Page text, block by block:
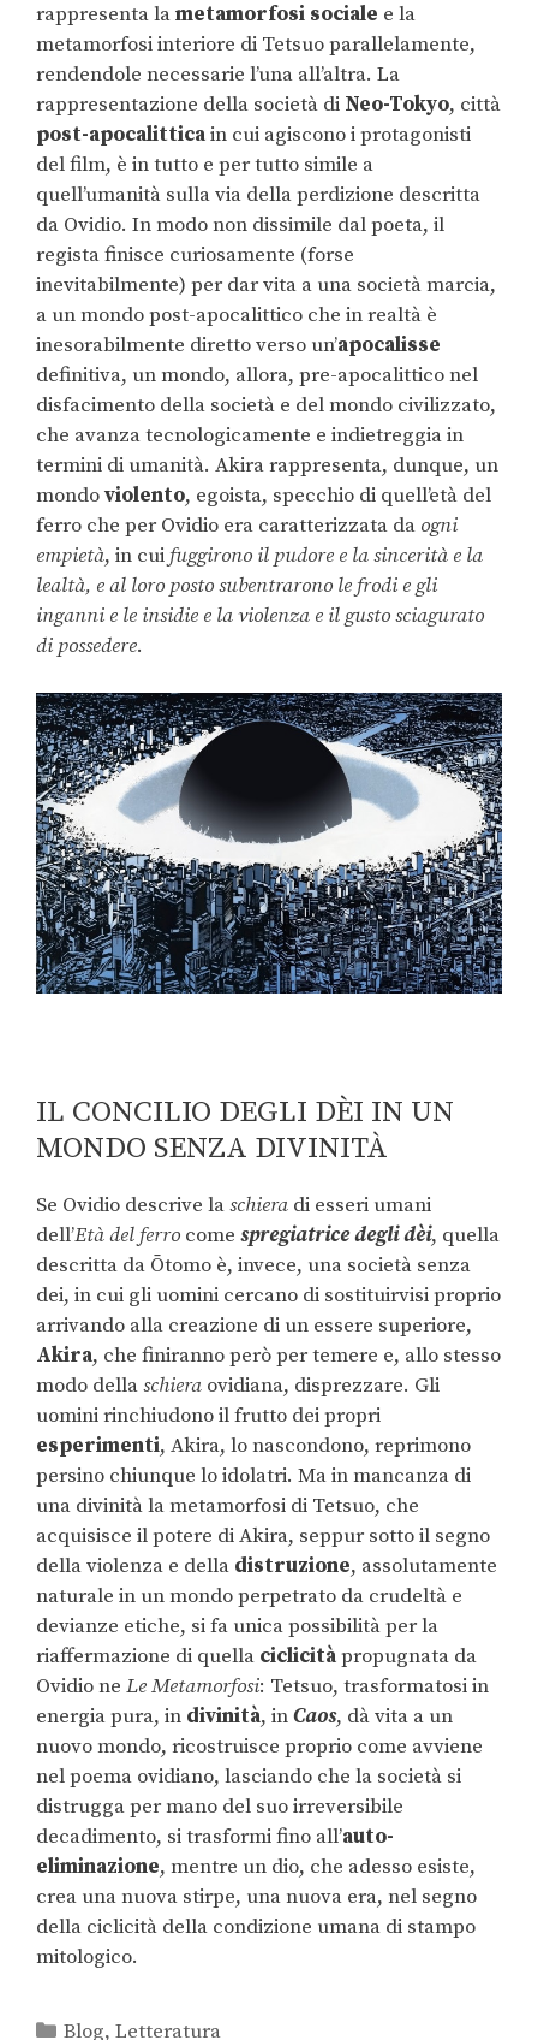
rappresenta lametamorfosi sociale e la
metamorfosi interiore di Tetsuo parallelamente,
rendendole necessarie l’una all’altra. La
rappresentazione della società di Neo-Tokyo, città
post-apocalitticain cui agiscono i protagonisti
del film, è in tutto e per tutto simile a
quell’umanità sulla via della perdizione descritta
da Ovidio. In modo non dissimile dal poeta, il
regista finisce curiosamente (forse
inevitabilmente) per dar vita a una società marcia,
a un mondo post-apocalittico che in realtà è
inesorabilmente diretto verso un’apocalisse
definitiva, un mondo, allora, pre-apocalittico nel
disfacimento della società e del mondo civilizzato,
che avanza tecnologicamente e indietreggia in
termini di umanità. Akira rappresenta, dunque, un
mondoviolento, egoista, specchio di quell’età del
ferro che per Ovidio era caratterizzata da ogni
empietà, in cui fuggirono il pudore e la sincerità e la
lealtà, e al loro posto subentrarono le frodi e gli
inganni e le insidie e la violenza e il gusto sciagurato
di possedere.
IL CONCILIO DEGLI DÈI IN UN
MONDO SENZA DIVINITÀ
Se Ovidio descrive laschiera di esseri umani
dell’Età del ferro come spregiatrice degli dèi, quella
descritta da Ōtomo è, invece, una società senza
dei, in cui gli uomini cercano di sostituirvisi proprio
arrivando alla creazione di un essere superiore,
Akira, che finiranno però per temere e, allo stesso
modo dellaschiera ovidiana, disprezzare. Gli
uomini rinchiudono il frutto dei propri
esperimenti, Akira, lo nascondono, reprimono
persino chiunque lo idolatri. Ma in mancanza di
una divinità la metamorfosi di Tetsuo, che
acquisisce il potere di Akira, seppur sotto il segno
della violenza e della distruzione, assolutamente
naturale in un mondo perpetrato da crudeltà e
devianze etiche, si fa unica possibilità per la
riaffermazione di quella ciclicitàpropugnata da
Ovidio ne Le Metamorfosi: Tetsuo, trasformatosi in
energia pura, in divinità, inCaos, dà vita a un
nuovo mondo, ricostruisce proprio come avviene
nel poema ovidiano, lasciando che la società si
distrugga per mano del suo irreversibile
decadimento, si trasformi fino all’auto-
eliminazione, mentre un dio, che adesso esiste,
crea una nuova stirpe, una nuova era, nel segno
della ciclicità della condizione umana di stampo
mitologico.
Blog,Letteratura